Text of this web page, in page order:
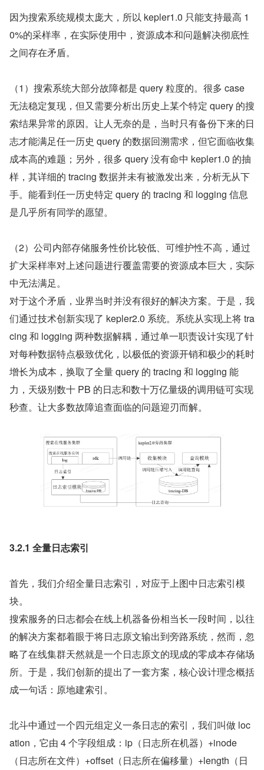
因为搜索系统规模太庞大，所以 kepler1.0 只能支持最高 1
0%的采样率，在实际使用中，资源成本和问题解决彻底性
之间存在矛盾。
（1）搜索系统大部分故障都是 query 粒度的。很多 case
无法稳定复现，但又需要分析出历史上某个特定 query 的搜
索结果异常的原因。让人无奈的是，当时只有备份下来的日
志才能满足任一历史 query 的数据回溯需求，但它面临收集
成本高的难题；另外，很多 query 没有命中 kepler1.0 的抽
样，其详细的 tracing 数据并未有被激发出来，分析无从下
手。能看到任一历史特定 query 的 tracing 和 logging 信息
是几乎所有同学的愿望。
（2）公司内部存储服务性价比较低、可维护性不高，通过
扩大采样率对上述问题进行覆盖需要的资源成本巨大，实际
中无法满足。
对于这个矛盾，业界当时并没有很好的解决方案。于是，我
们通过技术创新实现了 kepler2.0 系统。系统从实现上将 tra
cing 和 logging 两种数据解耦，通过单一职责设计实现了针
对每种数据特点极致优化，以极低的资源开销和极少的耗时
增长为成本，换取了全量 query 的 tracing 和 logging 能
力，天级别数十 PB 的日志和数十万亿量级的调用链可实现
秒查。让大多数故障追查面临的问题迎刃而解。
3.2.1 全量日志索引
首先，我们介绍全量日志索引，对应于上图中日志索引模
块。
搜索服务的日志都会在线上机器备份相当长一段时间，以往
的解决方案都着眼于将日志原文输出到旁路系统，然而，忽
略了在线集群天然就是一个日志原文的现成的零成本存储场
所。于是，我们创新的提出了一套方案，核心设计理念概括
成一句话：原地建索引。
北斗中通过一个四元组定义一条日志的索引，我们叫做 loc
ation，它由 4 个字段组成：ip（日志所在机器）+inode
（日志所在文件）+offset（日志所在偏移量）+length（日